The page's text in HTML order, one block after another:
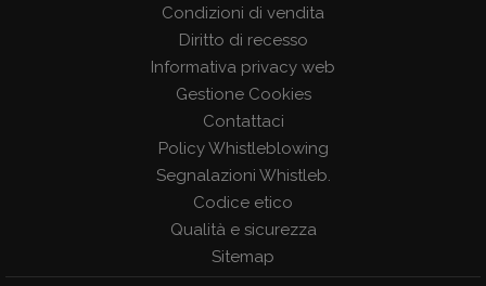
Condizioni di vendita
Diritto di recesso
Informativa privacy web
Gestione Cookies
Contattaci
Policy Whistleblowing
Segnalazioni Whistleb.
Codice etico
Qualità e sicurezza
Sitemap